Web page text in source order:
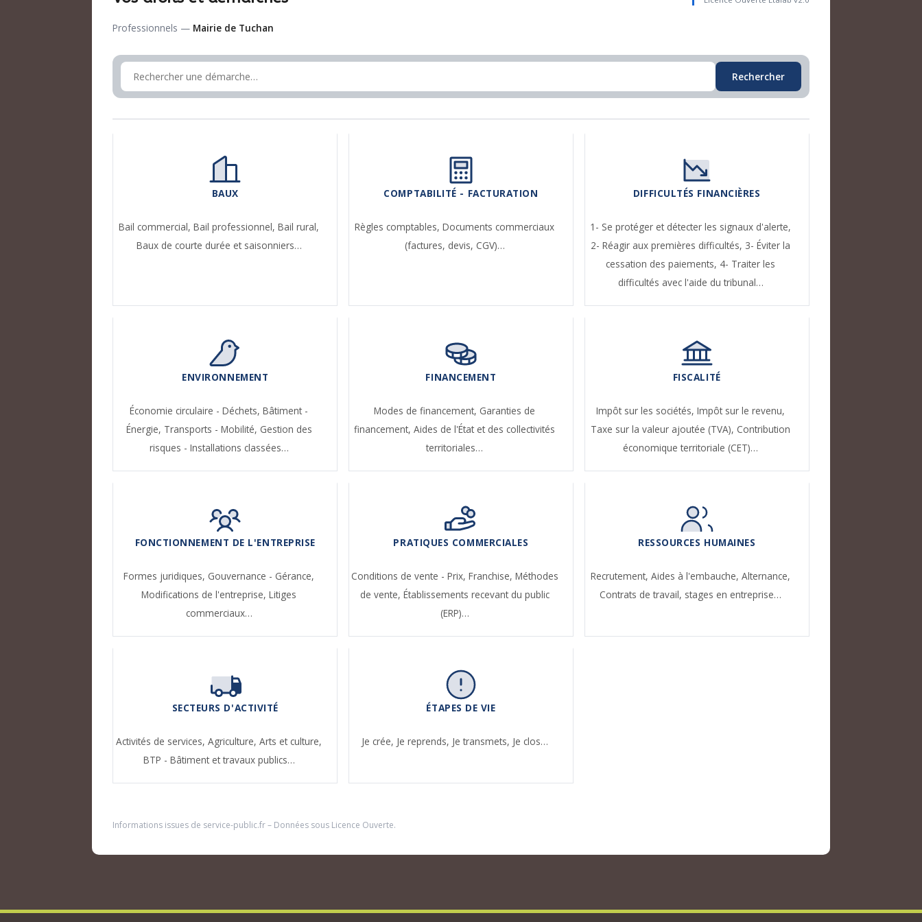
Professionnels — Mairie de Tuchan
Rechercher
BAUX
Bail commercial,Bail professionnel,Bail rural,
Baux de courte durée et saisonniers…
COMPTABILITÉ - FACTURATION
Règles comptables,Documents commerciaux
(factures, devis, CGV)…
DIFFICULTÉS FINANCIÈRES
1- Se protéger et détecter les signaux d'alerte,
2- Réagir aux premières difficultés, 3- Éviter la
cessation des paiements, 4- Traiter les
difficultés avec l'aide du tribunal…
ENVIRONNEMENT
Économie circulaire - Déchets,Bâtiment -
Énergie, Transports - Mobilité, Gestion des
risques - Installations classées…
FINANCEMENT
Modes de financement, Garanties de
financement,Aides de l'État et des collectivités
territoriales…
FISCALITÉ
Impôt sur les sociétés,Impôt sur le revenu,
Taxe sur la valeur ajoutée (TVA), Contribution
économique territoriale (CET)…
FONCTIONNEMENT DE L'ENTREPRISE
Formes juridiques, Gouvernance - Gérance,
Modifications de l'entreprise,Litiges
commerciaux…
PRATIQUES COMMERCIALES
Conditions de vente - Prix, Franchise, Méthodes
de vente, Établissements recevant du public
(ERP)…
RESSOURCES HUMAINES
Recrutement,Aides à l'embauche,Alternance,
Contrats de travail, stages en entreprise…
SECTEURS D'ACTIVITÉ
Activités de services,Agriculture,Arts et culture,
BTP - Bâtiment et travaux publics…
ÉTAPES DE VIE
Je crée, Je reprends, Je transmets, Je clos…
Informations issues de service-public.fr– Données sous Licence Ouverte.